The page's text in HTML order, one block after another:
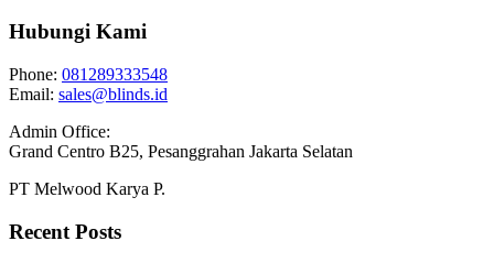
Hubungi Kami
Phone: 081289333548
Email: sales@blinds.id
Admin Office:
Grand Centro B25, Pesanggrahan Jakarta Selatan
PT Melwood Karya P.
Recent Posts